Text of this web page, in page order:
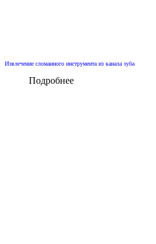
Извлечение сломанного инструмента из канала зуба
Подробнее